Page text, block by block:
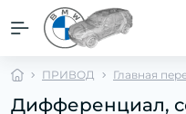
ПРИВОД Главная
Дифференциал,